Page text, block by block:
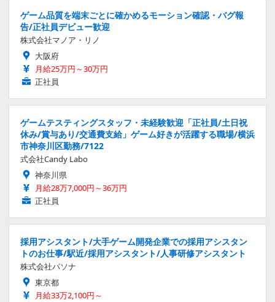
ゲーム品質を端末ごとに確かめるモーション確認・バグ報
告/正社員デビュー歓迎
株式会社マノア・リノ
大阪府
月給25万円～30万円
正社員
ゲームテスティングスタッフ・未経験歓迎「正社員/土日祝
休み/賞与あり/交通費支給」ゲーム好きが活躍する職場/横浜
市神奈川区勤務/7122
式会社Candy Labo
神奈川県
月給28万7,000円～36万円
正社員
採用アシスタント/大手ゲーム開発企業での採用アシスタン
トのお仕事/駅近/採用アシスタント/人事研修アシスタント
株式会社パソナ
東京都
月給33万2,100円～